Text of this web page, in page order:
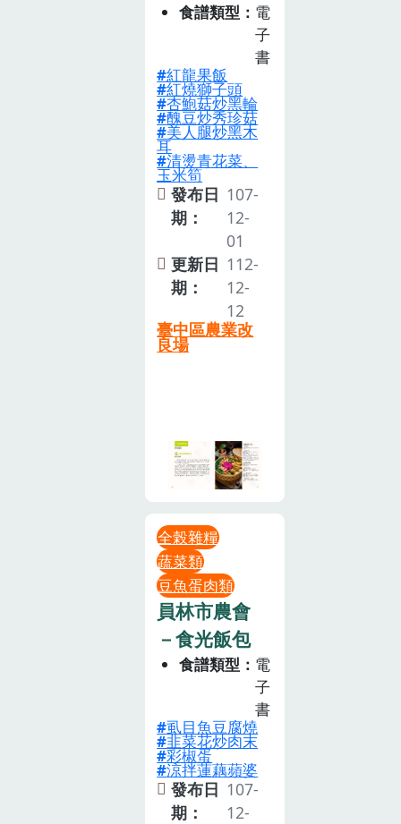
食譜類型
電
子
書
紅龍果飯
紅燒獅子頭
杏鮑菇炒黑輪
醜豆炒秀珍菇
美人腿炒黑木
耳
清燙青花菜、
玉米筍
發布日
期：
107-
12-
01
更新日
期：
112-
12-
12
臺中區農業改
良場
全榖雜糧
蔬菜類
豆魚蛋肉類
員林市農會
－食光飯包
食譜類型
電
子
書
虱目魚豆腐燒
韭菜花炒肉末
彩椒蛋
涼拌蓮藕蘋婆
發布日
期：
107-
12-